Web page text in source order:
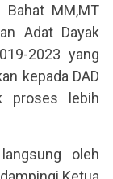
MM,MT
Adat Dayak
2023 yang
kepada DAD
proses lebih
oleh